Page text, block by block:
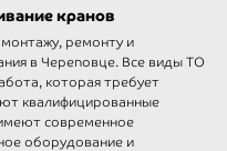
кранов
монтажу, ремонту и
в Череповце. Все виды ТО
которая требует
квалифицированные
современное
оборудование и